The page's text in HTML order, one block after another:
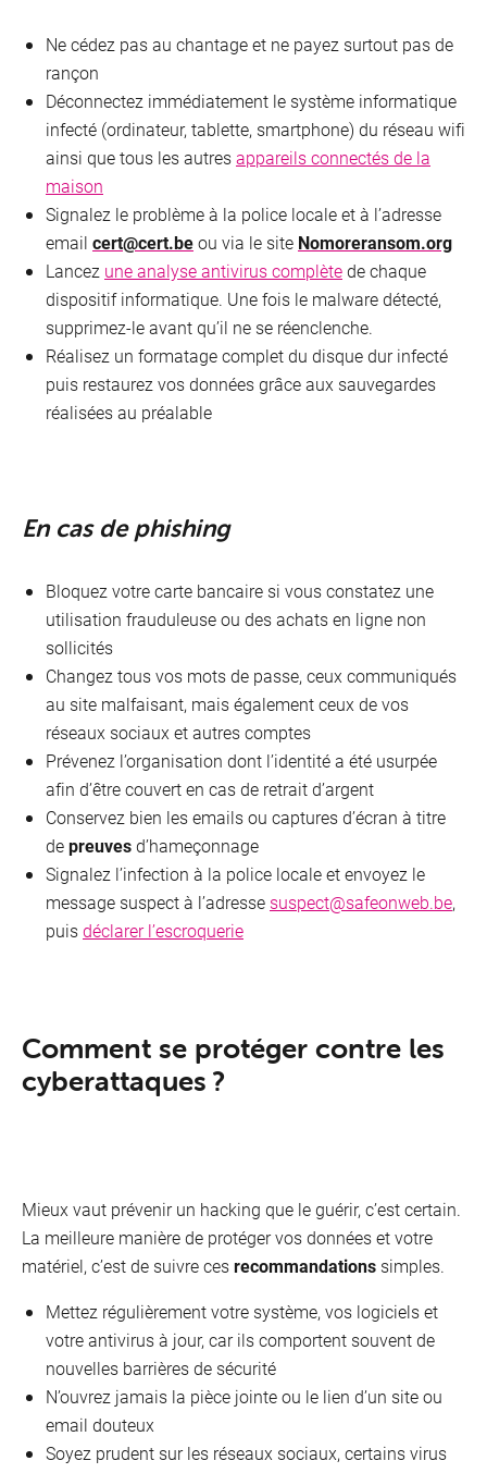
Ne cédez pas au chantage et ne payez surtout pas de
rançon
Déconnectez immédiatement le système informatique
infecté (ordinateur, tablette, smartphone) du réseau wifi
ainsi que tous les autresappareils connectés de la
maison
Signalez le problème à la police locale et à l’adresse
email cert@cert.beou via le site Nomoreransom.org
Lancez une analyse antivirus complètede chaque
dispositif informatique. Une fois le malware détecté,
supprimez-le avant qu’il ne se réenclenche.
Réalisez un formatage complet du disque dur infecté
puis restaurez vos données grâce aux sauvegardes
réalisées au préalable
En cas de phishing
Bloquez votre carte bancaire si vous constatez une
utilisation frauduleuse ou des achats en ligne non
sollicités
Changez tous vos mots de passe, ceux communiqués
au site malfaisant, mais également ceux de vos
réseaux sociaux et autres comptes
Prévenez l’organisation dont l’identité a été usurpée
afin d’être couvert en cas de retrait d’argent
Conservez bien les emails ou captures d’écran à titre
depreuvesd’hameçonnage
Signalez l’infection à la police locale et envoyez le
message suspect à l’adresse suspect@safeonweb.be,
puisdéclarer l’escroquerie
Comment se protéger contre les
cyberattaques ?
Mieux vaut prévenir un hacking que le guérir, c’est certain.
La meilleure manière de protéger vos données et votre
matériel, c’est de suivre cesrecommandations simples.
Mettez régulièrement votre système, vos logiciels et
votre antivirus à jour, car ils comportent souvent de
nouvelles barrières de sécurité
N’ouvrez jamais la pièce jointe ou le lien d’un site ou
email douteux
Soyez prudent sur les réseaux sociaux, certains virus